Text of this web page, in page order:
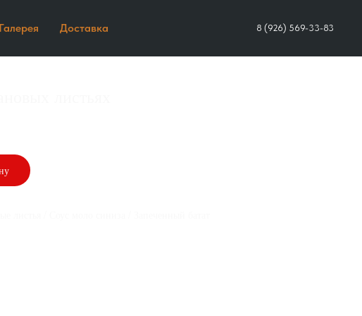
Галерея Доставка 8 (926) 569-33-83